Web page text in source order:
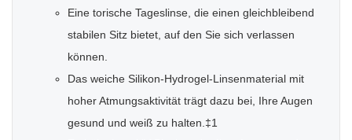
Eine torische Tageslinse, die einen gleichbleibend
stabilen Sitz bietet, auf den Sie sich verlassen
können.
Das weiche Silikon-Hydrogel-Linsenmaterial mit
hoher Atmungsaktivität trägt dazu bei, Ihre Augen
gesund und weiß zu halten.‡1